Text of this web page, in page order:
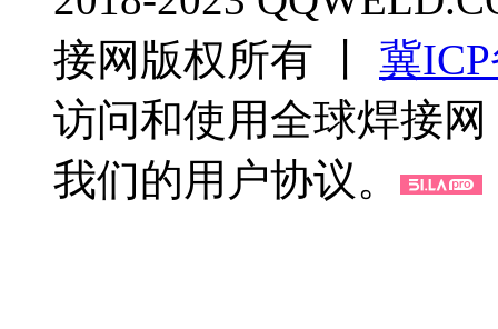
接网版权所有 丨 冀
访问和使用全球焊接
我们的用户协议。